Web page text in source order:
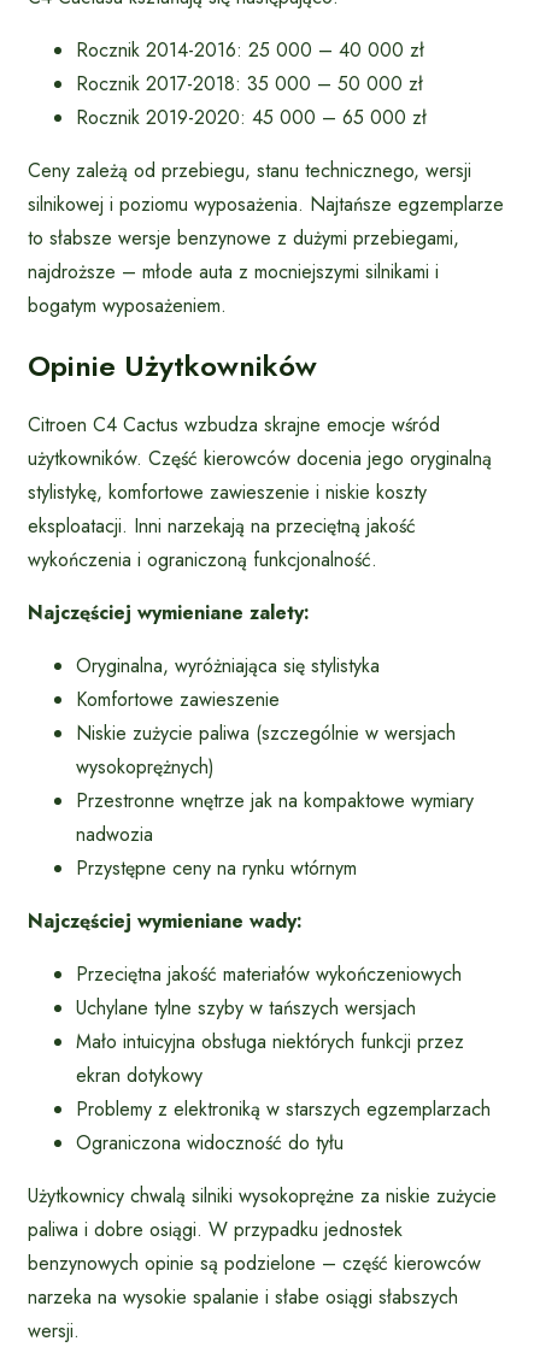
Rocznik 2014-2016: 25 000 – 40 000 zł
Rocznik 2017-2018: 35 000 – 50 000 zł
Rocznik 2019-2020: 45 000 – 65 000 zł
Ceny zależą od przebiegu, stanu technicznego, wersji
silnikowej i poziomu wyposażenia. Najtańsze egzemplarze
to słabsze wersje benzynowe z dużymi przebiegami,
najdroższe – młode auta z mocniejszymi silnikami i
bogatym wyposażeniem.
Opinie Użytkowników
Citroen C4 Cactus wzbudza skrajne emocje wśród
użytkowników. Część kierowców docenia jego oryginalną
stylistykę, komfortowe zawieszenie i niskie koszty
eksploatacji. Inni narzekają na przeciętną jakość
wykończenia i ograniczoną funkcjonalność.
Najczęściej wymieniane zalety:
Oryginalna, wyróżniająca się stylistyka
Komfortowe zawieszenie
Niskie zużycie paliwa (szczególnie w wersjach
wysokoprężnych)
Przestronne wnętrze jak na kompaktowe wymiary
nadwozia
Przystępne ceny na rynku wtórnym
Najczęściej wymieniane wady:
Przeciętna jakość materiałów wykończeniowych
Uchylane tylne szyby w tańszych wersjach
Mało intuicyjna obsługa niektórych funkcji przez
ekran dotykowy
Problemy z elektroniką w starszych egzemplarzach
Ograniczona widoczność do tyłu
Użytkownicy chwalą silniki wysokoprężne za niskie zużycie
paliwa i dobre osiągi. W przypadku jednostek
benzynowych opinie są podzielone – część kierowców
narzeka na wysokie spalanie i słabe osiągi słabszych
wersji.